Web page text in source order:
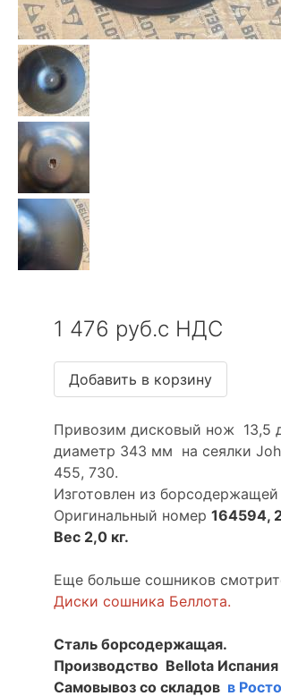
1 476 руб.с НДС
Привозим дисковый нож 13,5
диаметр 343 мм на сеялки
455, 730.
Изготовлен из борсодержащей
Оригинальный номер 164594,
Вес 2,0 кг.
Еще больше сошников
Диски сошника Беллота.
Сталь борсодержащая.
Производство Bellota Испания
Самовывоз со складов в